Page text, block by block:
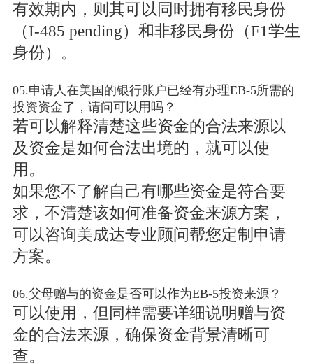
有效期内，则其可以同时拥有移民身份
（I-485 pending）和非移民身份（F1学生
身份）。
05.申请人在美国的银行账户已经有办理EB-5所需的
投资资金了，请问可以用吗？
若可以解释清楚这些资金的合法来源以
及资金是如何合法出境的，就可以使
用。
如果您不了解自己有哪些资金是符合要
求，不清楚该如何准备资金来源方案，
可以咨询美成达专业顾问帮您定制申请
方案。
06.父母赠与的资金是否可以作为EB-5投资来源？
可以使用，但同样需要详细说明赠与资
金的合法来源，确保资金背景清晰可
查。